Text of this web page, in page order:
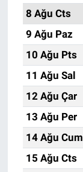
8 Ağu Cts
9 Ağu Paz
10 Ağu Pts
11 Ağu Sal
12 Ağu Çar
13 Ağu Per
14 Ağu Cum
15 Ağu Cts